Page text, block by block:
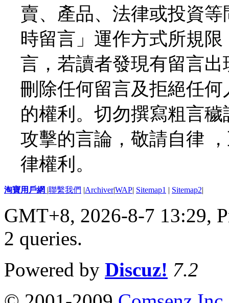
賣、產品、法律或投資
時留言」運作方式所規
言，若讀者發現有留言
刪除任何留言及拒絕任
的權利。切勿撰寫粗言
攻擊的言論，敬請自律
律權利。
淘寶用戶網 |聯繫我們 |Archiver|WAP| Sitemap1 | Sitemap2|
GMT+8, 2026-8-7 13:29,
2 queries.
Powered by Discuz! 7.2